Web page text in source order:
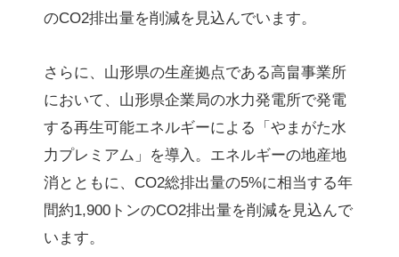
のCO2排出量を削減を見込んでいます。
さらに、山形県の生産拠点である高畠事業所
において、山形県企業局の水力発電所で発電
する再生可能エネルギーによる「やまがた水
力プレミアム」を導入。エネルギーの地産地
消とともに、CO2総排出量の5%に相当する年
間約1,900トンのCO2排出量を削減を見込んで
います。